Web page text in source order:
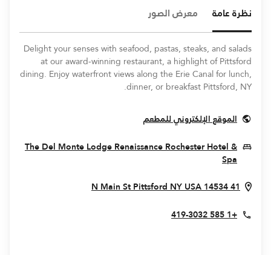
نظرة عامة معرض الصور
Delight your senses with seafood, pastas, steaks, and salads
at our award-winning restaurant, a highlight of Pittsford
dining. Enjoy waterfront views along the Erie Canal for lunch,
dinner, or breakfast Pittsford, NY.
الموقع الإلكتروني للمطعمOpens In New Window
The Del Monte Lodge Renaissance Rochester Hotel &
Spa
Opens In New Window
41 N Main St
PittsfordNYUSA14534
In New Window
+1 585 419-3032